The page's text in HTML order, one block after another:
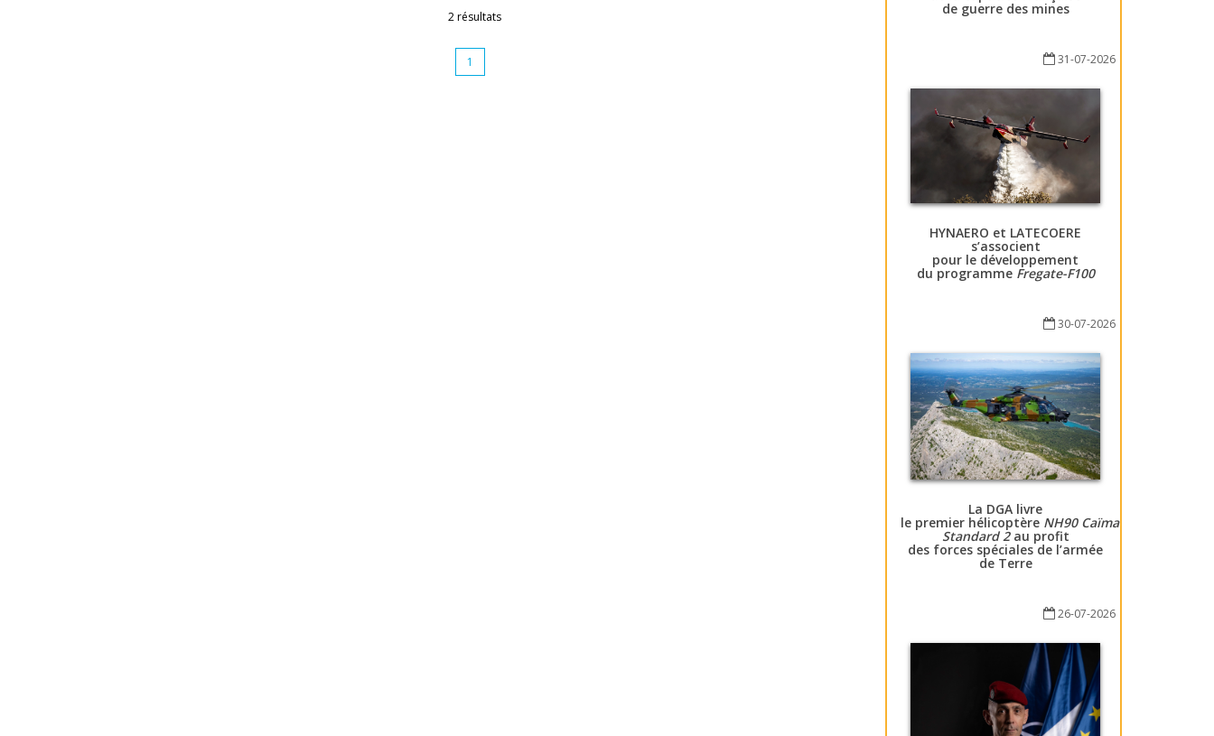
2 résultats
1
de guerre des mines
31-07-2026
HYNAERO et LATECOERE
s’associent
pour le développement
du programme Fregate-F100
30-07-2026
La DGA livre
le premier hélicoptère NH90 Caïman
Standard 2au profit
des forces spéciales de l’armée
de Terre
26-07-2026